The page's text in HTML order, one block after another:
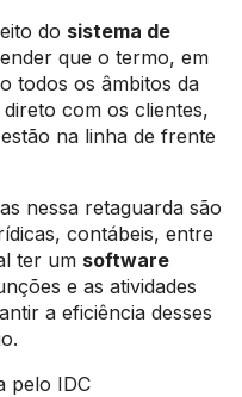
do sistema de
que o termo, em
todos os âmbitos da
com os clientes,
na linha de frente
nessa retaguarda são
contábeis, entre
ter um software
e as atividades
a eficiência desses
pelo IDC